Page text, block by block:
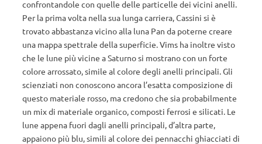
confrontandole con quelle delle particelle dei vicini anelli.
Per la prima volta nella sua lunga carriera, Cassini si è
trovato abbastanza vicino alla luna Pan da poterne creare
una mappa spettrale della superficie. Vims ha inoltre visto
che le lune più vicine a Saturno si mostrano con un forte
colore arrossato, simile al colore degli anelli principali. Gli
scienziati non conoscono ancora l’esatta composizione di
questo materiale rosso, ma credono che sia probabilmente
un mix di materiale organico, composti ferrosi e silicati. Le
lune appena fuori dagli anelli principali, d’altra parte,
appaiono più blu, simili al colore dei pennacchi ghiacciati di